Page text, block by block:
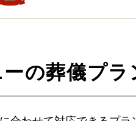
の葬儀プラ